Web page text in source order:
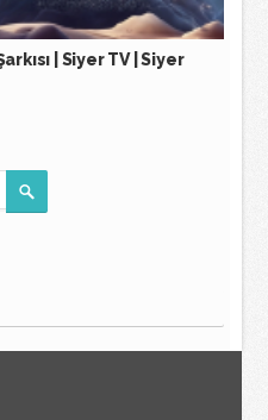
| Siyer TV | Siyer